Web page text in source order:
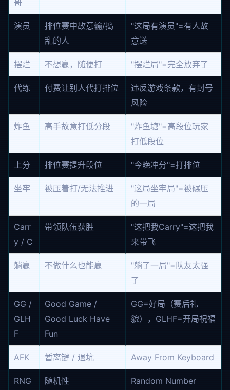
哥
演员
排位赛中故意输/捣
乱的人
"这局有演员"=有人故
意送
摆烂 不想赢，随便打 "摆烂局"=完全放弃了
代练 付费让别人代打排位
违反游戏条款，有封号
风险
炸鱼 高手故意打低分段
"炸鱼塘"=高段位玩家
打低段位
上分 排位赛提升段位 "今晚冲分"=打排位
坐牢 被压着打/无法推进
"这局坐牢局"=被碾压
的一局
Carr
y / C
带领队伍获胜
"这把我Carry"=这把我
来带飞
躺赢 不做什么也能赢
"躺了一局"=队友太强
了
GG /
GLH
F
Good Game /
Good Luck Have
Fun
GG=好局（赛后礼
貌），GLHF=开局祝福
AFK 暂离键 / 退坑 Away From Keyboard
RNG 随机性
Random Number